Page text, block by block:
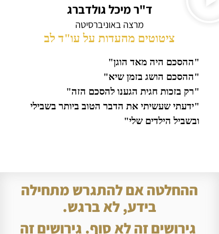
ד"ר מיכל גולדברג
מרצה באוניברסיטה
ציטוטים מהעדות על עו"ד לב
"ההסכם היה מאד הוגן"
"ההסכם הושג בזמן שיא"
"רק בזכות חגית הגענו להסכם הזה"
"ידעתי שעשיתי את הדבר הטוב ביותר בשבילי
ובשביל הילדים שלי"
ההחלטה אם להתגרש מתחילה
בידע, לא ברגש.
גירושים זה לא סוף. גירושים זה